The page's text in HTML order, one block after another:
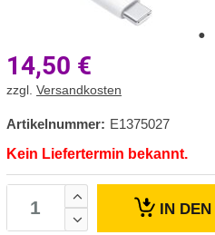
14,50 €
zzgl. Versandkosten
Artikelnummer: E1375027
Kein Liefertermin bekannt.
IN DEN